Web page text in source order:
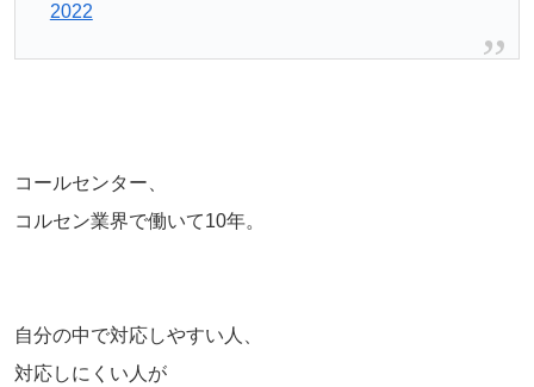
2022
コールセンター、
コルセン業界で働いて10年。
自分の中で対応しやすい人、
対応しにくい人が